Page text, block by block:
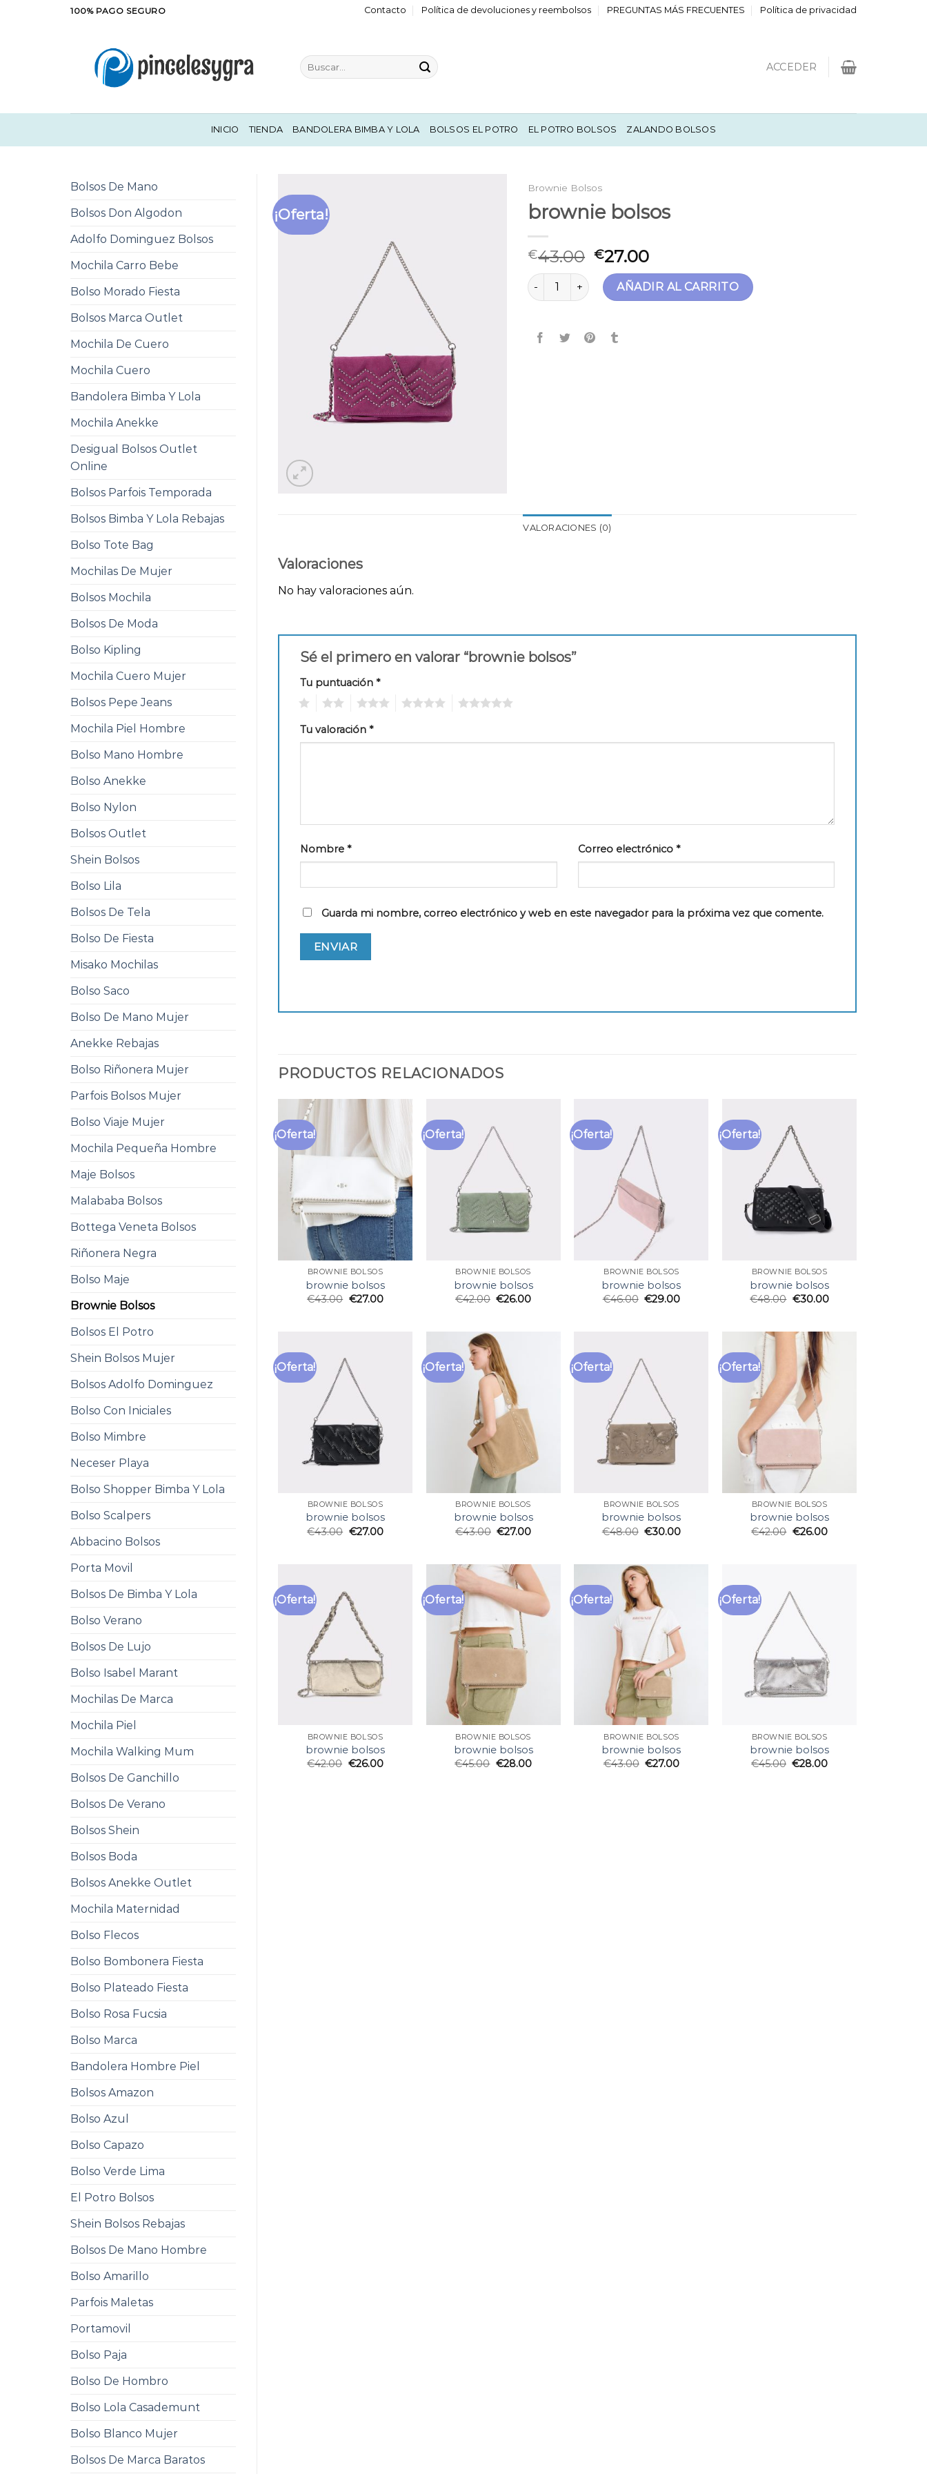
100% PAGO SEGURO Contacto Política de devoluciones y reembolsos PREGUNTAS MÁS FRECUENTES Política de privacidad
Buscar
por:
ACCEDER
INICIO TIENDA BANDOLERA BIMBA Y LOLA BOLSOS EL POTRO EL POTRO BOLSOS ZALANDO BOLSOS
Bolsos De Mano
Bolsos Don Algodon
Adolfo Dominguez Bolsos
Mochila Carro Bebe
Bolso Morado Fiesta
Bolsos Marca Outlet
Mochila De Cuero
Mochila Cuero
Bandolera Bimba Y Lola
Mochila Anekke
Desigual Bolsos Outlet
Online
Bolsos Parfois Temporada
Bolsos Bimba Y Lola Rebajas
Bolso Tote Bag
Mochilas De Mujer
Bolsos Mochila
Bolsos De Moda
Bolso Kipling
Mochila Cuero Mujer
Bolsos Pepe Jeans
Mochila Piel Hombre
Bolso Mano Hombre
Bolso Anekke
Bolso Nylon
Bolsos Outlet
Shein Bolsos
Bolso Lila
Bolsos De Tela
Bolso De Fiesta
Misako Mochilas
Bolso Saco
Bolso De Mano Mujer
Anekke Rebajas
Bolso Riñonera Mujer
Parfois Bolsos Mujer
Bolso Viaje Mujer
Mochila Pequeña Hombre
Maje Bolsos
Malababa Bolsos
Bottega Veneta Bolsos
Riñonera Negra
Bolso Maje
Brownie Bolsos
Bolsos El Potro
Shein Bolsos Mujer
Bolsos Adolfo Dominguez
Bolso Con Iniciales
Bolso Mimbre
Neceser Playa
Bolso Shopper Bimba Y Lola
Bolso Scalpers
Abbacino Bolsos
Porta Movil
Bolsos De Bimba Y Lola
Bolso Verano
Bolsos De Lujo
Bolso Isabel Marant
Mochilas De Marca
Mochila Piel
Mochila Walking Mum
Bolsos De Ganchillo
Bolsos De Verano
Bolsos Shein
Bolsos Boda
Bolsos Anekke Outlet
Mochila Maternidad
Bolso Flecos
Bolso Bombonera Fiesta
Bolso Plateado Fiesta
Bolso Rosa Fucsia
Bolso Marca
Bandolera Hombre Piel
Bolsos Amazon
Bolso Azul
Bolso Capazo
Bolso Verde Lima
El Potro Bolsos
Shein Bolsos Rebajas
Bolsos De Mano Hombre
Bolso Amarillo
Parfois Maletas
Portamovil
Bolso Paja
Bolso De Hombro
Bolso Lola Casademunt
Bolso Blanco Mujer
Bolsos De Marca Baratos
¡Oferta!
Brownie Bolsos
brownie bolsos
€43.00 €27.00
brownie bolsos cantidadAÑADIR AL CARRITO
VALORACIONES (0)
Valoraciones
No hay valoraciones aún.
Sé el primero en valorar “brownie bolsos”
Tu puntuación *
Tu valoración *
Nombre * Correo electrónico *
Guarda mi nombre, correo electrónico y web en este navegador para la próxima vez que comente.
PRODUCTOS RELACIONADOS
¡Oferta!
BROWNIE BOLSOS
brownie bolsos
€43.00 €27.00
¡Oferta!
BROWNIE BOLSOS
brownie bolsos
€42.00 €26.00
¡Oferta!
BROWNIE BOLSOS
brownie bolsos
€46.00 €29.00
¡Oferta!
BROWNIE BOLSOS
brownie bolsos
€48.00 €30.00
¡Oferta!
BROWNIE BOLSOS
brownie bolsos
€43.00 €27.00
¡Oferta!
BROWNIE BOLSOS
brownie bolsos
€43.00 €27.00
¡Oferta!
BROWNIE BOLSOS
brownie bolsos
€48.00 €30.00
¡Oferta!
BROWNIE BOLSOS
brownie bolsos
€42.00 €26.00
¡Oferta!
BROWNIE BOLSOS
brownie bolsos
€42.00 €26.00
¡Oferta!
BROWNIE BOLSOS
brownie bolsos
€45.00 €28.00
¡Oferta!
BROWNIE BOLSOS
brownie bolsos
€43.00 €27.00
¡Oferta!
BROWNIE BOLSOS
brownie bolsos
€45.00 €28.00